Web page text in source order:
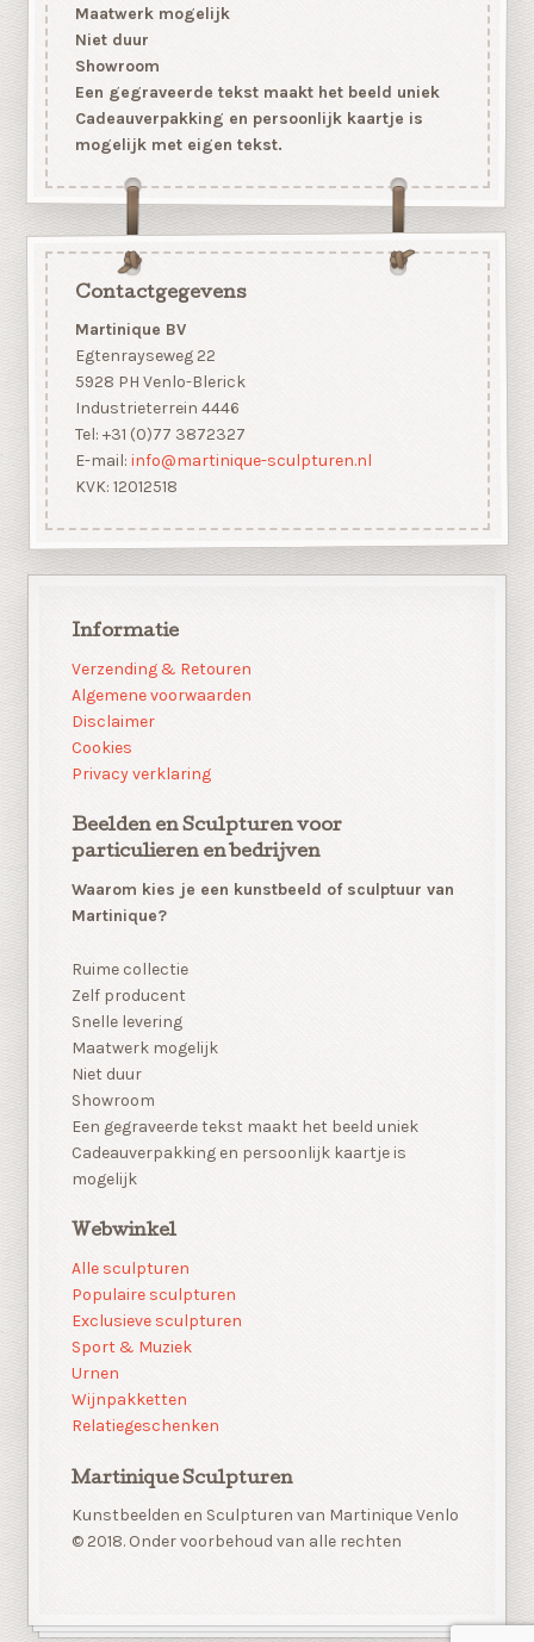
Maatwerk mogelijk
Niet duur
Showroom
Een gegraveerde tekst maakt het beeld uniek
Cadeauverpakking en persoonlijk kaartje is
mogelijk met eigen tekst.
Contactgegevens
Martinique BV
Egtenrayseweg 22
5928 PH Venlo-Blerick
Industrieterrein 4446
Tel: +31 (0)77 3872327
E-mail: info@martinique-sculpturen.nl
KVK: 12012518
Informatie
Verzending & Retouren
Algemene voorwaarden
Disclaimer
Cookies
Privacy verklaring
Beelden en Sculpturen voor
particulieren en bedrijven
Waarom kies je een kunstbeeld of sculptuur van
Martinique?
Ruime collectie
Zelf producent
Snelle levering
Maatwerk mogelijk
Niet duur
Showroom
Een gegraveerde tekst maakt het beeld uniek
Cadeauverpakking en persoonlijk kaartje is
mogelijk
Webwinkel
Alle sculpturen
Populaire sculpturen
Exclusieve sculpturen
Sport & Muziek
Urnen
Wijnpakketten
Relatiegeschenken
Martinique Sculpturen
Kunstbeelden en Sculpturen van Martinique Venlo
© 2018. Onder voorbehoud van alle rechten